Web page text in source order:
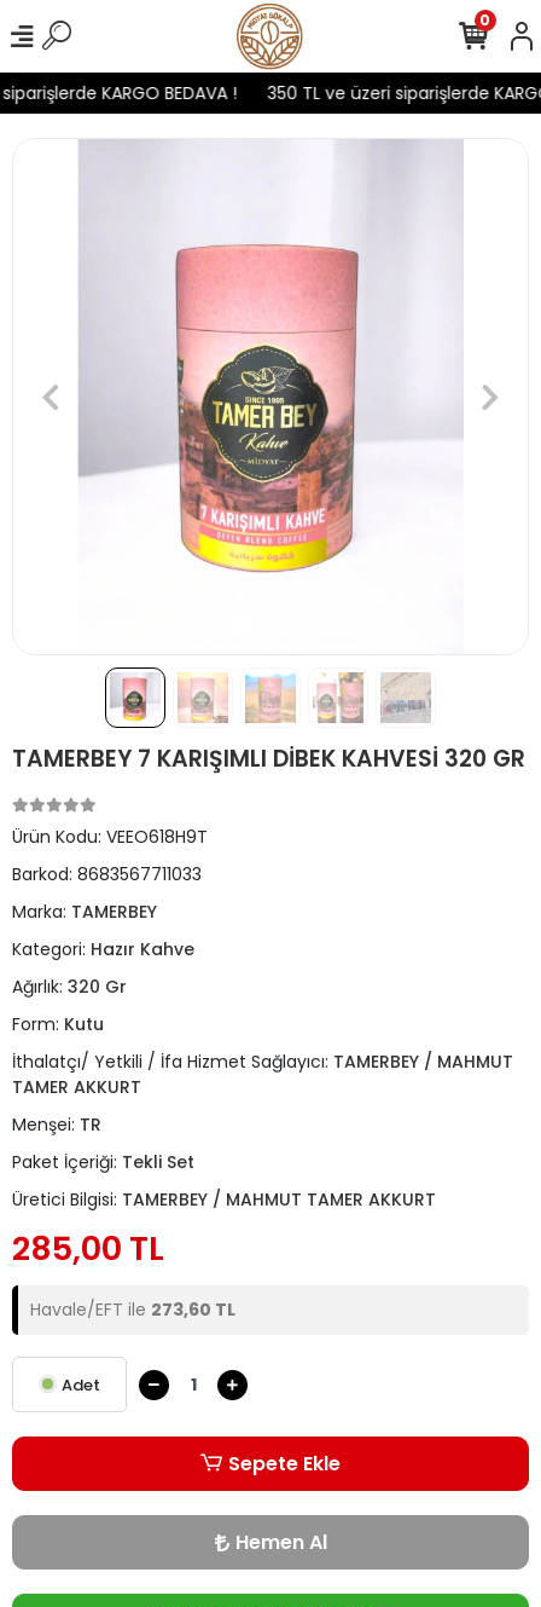
KARGO BEDAVA ! 350 TL ve üzeri siparişlerde
0
TAMERBEY 7 KARIŞIMLI DİBEK KAHVESİ 320 GR
Ürün Kodu: VEEO618H9T
Barkod: 8683567711033
Marka: TAMERBEY
Kategori: Hazır Kahve
Ağırlık: 320 Gr
Form: Kutu
İthalatçı/ Yetkili / İfa Hizmet Sağlayıcı: TAMERBEY / MAHMUT
TAMER AKKURT
Menşei: TR
Paket İçeriği: Tekli Set
Üretici Bilgisi: TAMERBEY / MAHMUT TAMER AKKURT
285,00 TL
Havale/EFT ile 273,60 TL
Adet
Sepete Ekle
Hemen Al